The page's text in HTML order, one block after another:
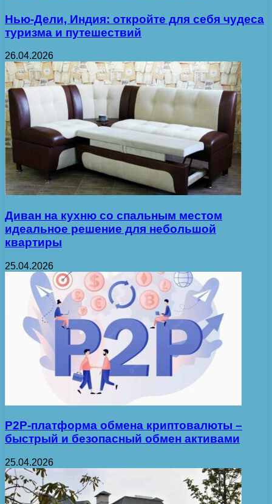
Нью-Дели, Индия: откройте для себя чудеса
туризма и путешествий
26.04.2026
Диван на кухню со спальным местом
идеальное решение для небольшой
квартиры
25.04.2026
P2P-платформа обмена криптовалюты –
быстрый и безопасный обмен активами
25.04.2026